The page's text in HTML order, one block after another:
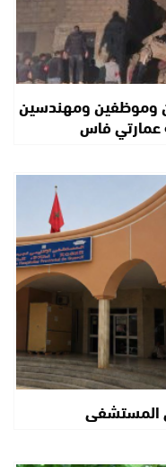
وموظفين ومهندسين
عمارتي فاس
المستشفى